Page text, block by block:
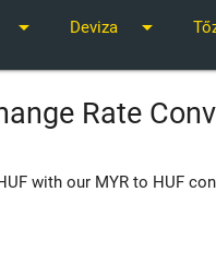
arrow_drop_down Deviza arrow_drop_down
Rate
with our MYR to HUF